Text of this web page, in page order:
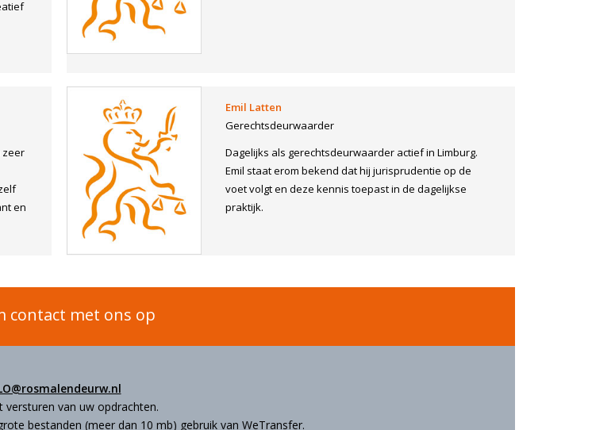
zeer
en
Emil Latten
Gerechtsdeurwaarder
Dagelijks als gerechtsdeurwaarder actief in Limburg.
Emil staat erom bekend dat hij jurisprudentie op de
voet volgt en deze kennis toepast in de dagelijkse
praktijk.
contact met ons op
versturen van uw opdrachten.
bestanden (meer dan 10 mb) gebruik van WeTransfer.